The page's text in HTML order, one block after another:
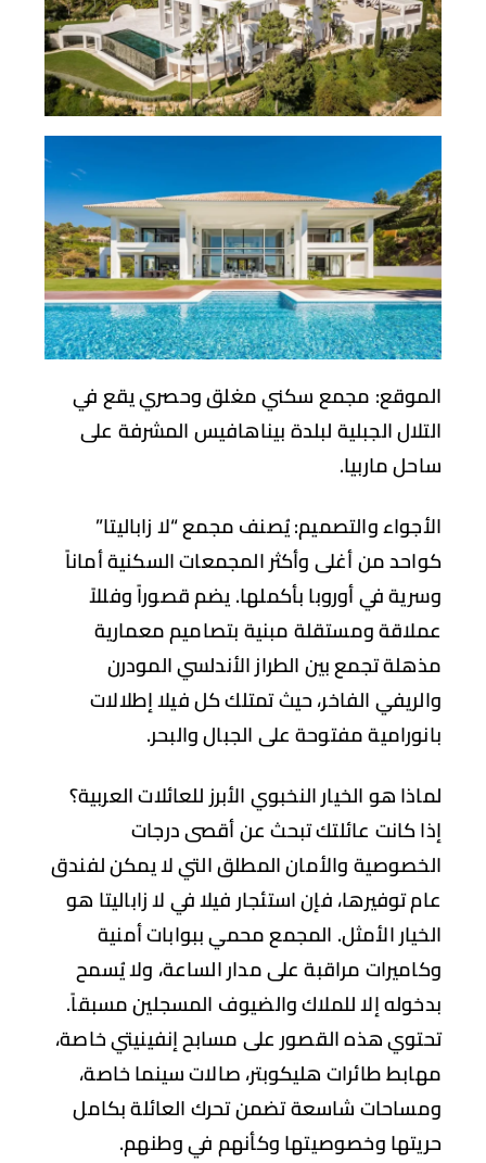
مجمع سكني مغلق وحصري يقع في
الجبلية لبلدة بيناهافيس المشرفة على
ماربيا.
والتصميم:يُصنف مجمع “لا زاباليتا”
من أغلى وأكثر المجمعات السكنية أماناً
في أوروبا بأكملها. يضم قصوراً وفللاً
ومستقلة مبنية بتصاميم معمارية
تجمع بين الطراز الأندلسي المودرن
الفاخر، حيث تمتلك كل فيلا إطلالات
مفتوحة على الجبال والبحر.
هو الخيار النخبوي الأبرز للعائلات العربية؟
كانت عائلتك تبحث عنأقصى درجات
والأمان المطلقالتي لا يمكن لفندق
توفيرها، فإن استئجار فيلا في لا زاباليتا هو
الأمثل. المجمع محمي ببوابات أمنية
مراقبة على مدار الساعة، ولا يُسمح
إلا للملاك والضيوف المسجلين مسبقاً.
هذه القصور على مسابح إنفينيتي خاصة،
طائرات هليكوبتر، صالات سينما خاصة،
شاسعة تضمن تحرك العائلة بكامل
وخصوصيتها وكأنهم في وطنهم.